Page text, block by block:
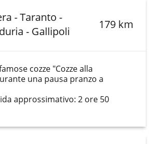
- Taranto -
- Gallipoli
179 km
cozze "Cozze alla
una pausa pranzo a
approssimativo: 2 ore 50